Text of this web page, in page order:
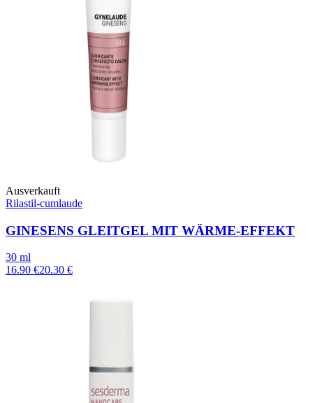
Ausverkauft
Rilastil-cumlaude
GINESENS GLEITGEL MIT WÄRME-EFFEKT
30 ml
16.90 €20.30 €